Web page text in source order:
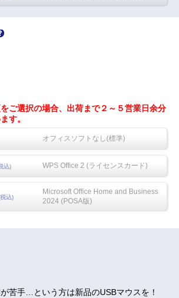
ご選択の場合、出荷まで２～５営業日余分
す。
オフィスソフトなし(標準)
込) WPS Office 2 (ライセンスカード)
込)
Microsoft Office Home and Business
2024 (POSA版)
苦手…という方は新品のUSBマウスを！